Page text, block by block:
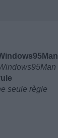
seule règle